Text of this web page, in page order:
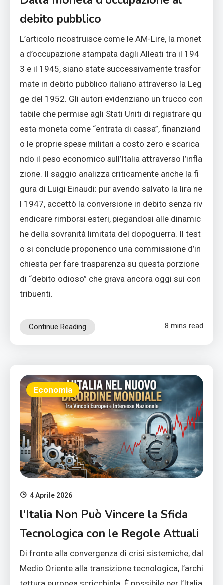
debito pubblico
L’articolo ricostruisce come le AM-Lire, la monet
a d’occupazione stampata dagli Alleati tra il 194
3 e il 1945, siano state successivamente trasfor
mate in debito pubblico italiano attraverso la Leg
ge del 1952. Gli autori evidenziano un trucco con
tabile che permise agli Stati Uniti di registrare qu
esta moneta come “entrata di cassa”, finanziand
o le proprie spese militari a costo zero e scarica
ndo il peso economico sull’Italia attraverso l’infla
zione. Il saggio analizza criticamente anche la fi
gura di Luigi Einaudi: pur avendo salvato la lira ne
l 1947, accettò la conversione in debito senza riv
endicare rimborsi esteri, piegandosi alle dinamic
he della sovranità limitata del dopoguerra. Il test
o si conclude proponendo una commissione d’in
chiesta per fare trasparenza su questa porzione
di “debito odioso” che grava ancora oggi sui con
tribuenti.
Continue Reading 8 mins read
Economia
4 Aprile 2026
l’Italia Non Può Vincere la Sfida
Tecnologica con le Regole Attuali
Di fronte alla convergenza di crisi sistemiche, dal
Medio Oriente alla transizione tecnologica, l’archi
tettura europea scricchiola. È possibile per l’Italia